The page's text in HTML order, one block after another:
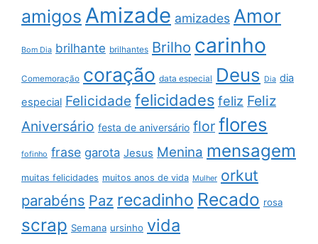
amigos Amizade amizades Amor
Bom Dia brilhante brilhantes Brilho carinho
Comemoração coração data especial Deus Dia dia
especial Felicidade felicidades feliz Feliz
Aniversário festa de aniversário flor flores
fofinho frase garota Jesus Menina mensagem
muitas felicidades muitos anos de vida Mulher orkut
parabéns Paz recadinho Recado rosa
scrap Semana ursinho vida